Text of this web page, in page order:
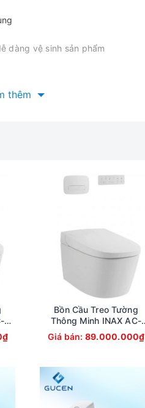
dàng vệ sinh sản phẩm
thêm
Bồn Cầu Treo Tường
Thông Minh INAX AC-
821VN (AC821VN)
Giá bán: 89.000.000₫